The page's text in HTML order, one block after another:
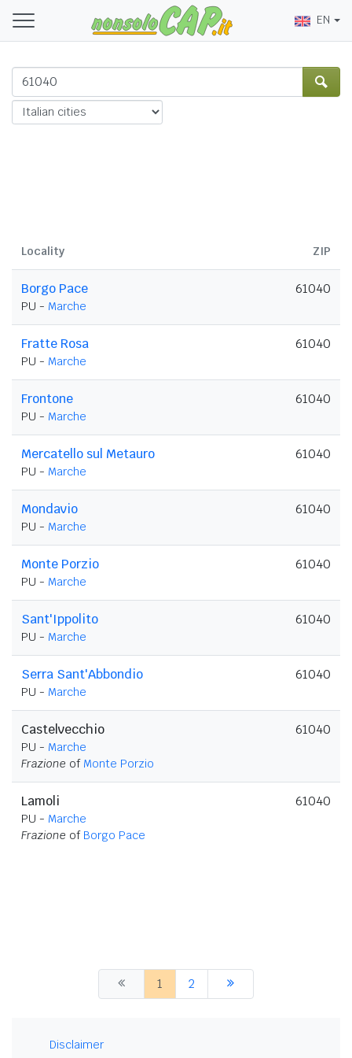
EN
Locality ZIP
Borgo Pace
PU - Marche
61040
Fratte Rosa
PU - Marche
61040
Frontone
PU - Marche
61040
Mercatello sul Metauro
PU - Marche
61040
Mondavio
PU - Marche
61040
Monte Porzio
PU - Marche
61040
Sant'Ippolito
PU - Marche
61040
Serra Sant'Abbondio
PU - Marche
61040
Castelvecchio
PU - Marche
Frazione of Monte Porzio
61040
Lamoli
PU - Marche
Frazione of Borgo Pace
61040
1 2
Disclaimer